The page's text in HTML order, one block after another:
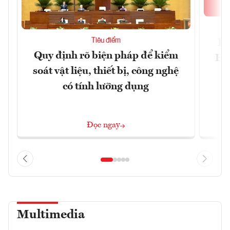
Tiêu điểm
Quy định rõ biện pháp để kiểm
soát vật liệu, thiết bị, công nghệ
có tính lưỡng dụng
Đọc ngay
Multimedia